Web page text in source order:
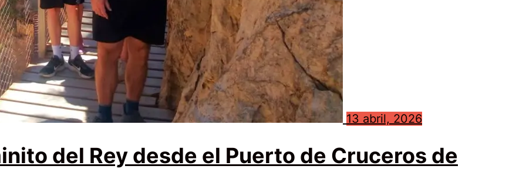
13 abril, 2026
del Rey desde el Puerto de Cruceros de